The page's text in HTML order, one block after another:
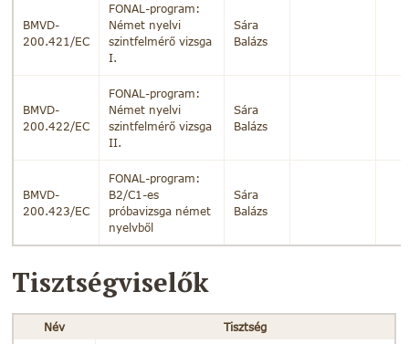
BMVD-
200.421/EC
FONAL-program:
Német nyelvi
szintfelmérő vizsga
I.
Sára
Balázs
BMVD-
200.422/EC
FONAL-program:
Német nyelvi
szintfelmérő vizsga
II.
Sára
Balázs
BMVD-
200.423/EC
FONAL-program:
B2/C1-es
próbavizsga német
nyelvből
Sára
Balázs
Tisztségviselők
Név Tisztség